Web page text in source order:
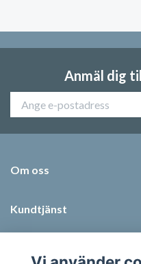
Anmäl dig
Om oss
Kundtjänst